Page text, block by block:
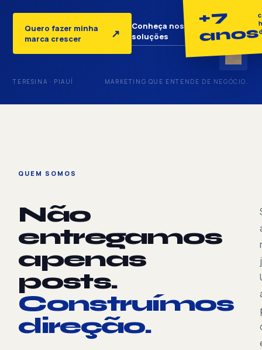
Quero fazer minha
marca crescer
↗
Conheça nossas
soluções
↓
+7
anos
TERESINA · PIAUÍ MARKETING QUE ENTENDE DE NEGÓCIO.
QUEM SOMOS
Não
entregamos
apenas
posts.
Construímos
direção.